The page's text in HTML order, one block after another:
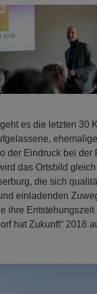
es die letzten 30
Eindruck bei
das Ortsbild
die sich
einladenden
ihre
hat Zukunft“ 2018